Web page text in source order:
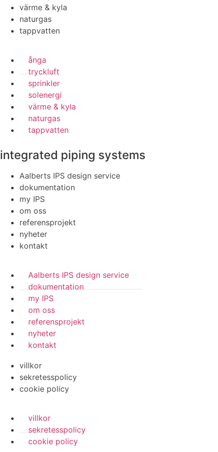
värme & kyla
naturgas
tappvatten
ånga
tryckluft
sprinkler
solenergi
värme & kyla
naturgas
tappvatten
integrated piping systems
Aalberts IPS design service
dokumentation
my IPS
om oss
referensprojekt
nyheter
kontakt
Aalberts IPS design service
dokumentation
my IPS
om oss
referensprojekt
nyheter
kontakt
villkor
sekretesspolicy
cookie policy
villkor
sekretesspolicy
cookie policy